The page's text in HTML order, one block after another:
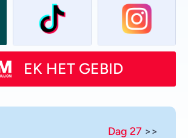
EK HET GEBID
Dag 27 >>